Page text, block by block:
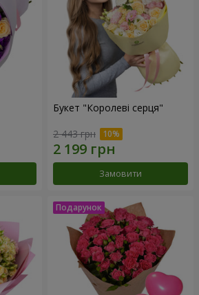
Букет "Королеві серця"
2 443 грн
Замовити